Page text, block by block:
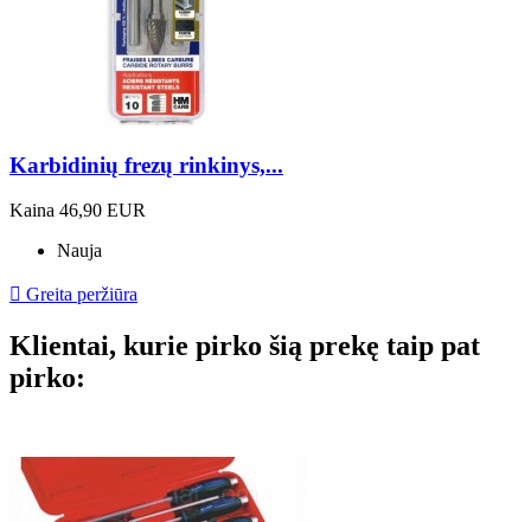
Karbidinių frezų rinkinys,...
Kaina 46,90 EUR
Nauja
 Greita peržiūra
Klientai, kurie pirko šią prekę taip pat
pirko: